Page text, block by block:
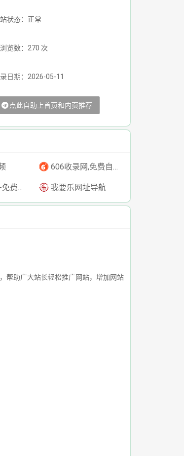
状态：正常
览数：270 次
日期：2026-05-11
点此自助上首页和内页推荐
606收录网,免费自动秒收录网址,提供自动收录,网站导航大全源码,自动链,友情链接交换。
-热门资源下载 我要乐网址导航
帮助广大站长轻松推广网站，增加网站